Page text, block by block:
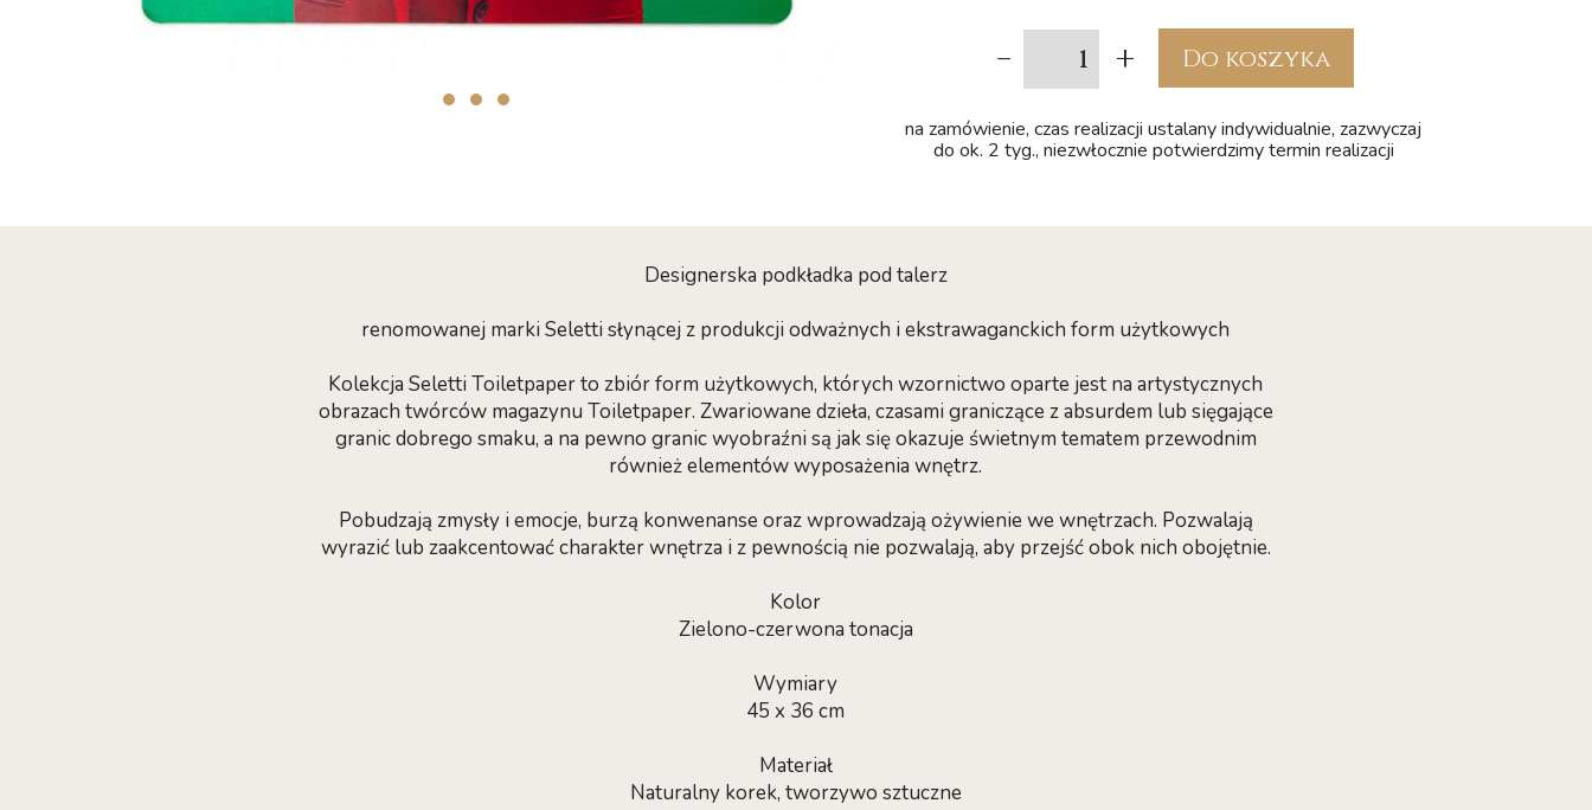
- + Do koszyka
na zamówienie, czas realizacji ustalany indywidualnie, zazwyczaj
do ok. 2 tyg., niezwłocznie potwierdzimy termin realizacji
Designerska podkładka pod talerz
renomowanej marki Seletti słynącej z produkcji odważnych i ekstrawaganckich form użytkowych
Kolekcja Seletti Toiletpaper to zbiór form użytkowych, których wzornictwo oparte jest na artystycznych
obrazach twórców magazynu Toiletpaper. Zwariowane dzieła, czasami graniczące z absurdem lub sięgające
granic dobrego smaku, a na pewno granic wyobraźni są jak się okazuje świetnym tematem przewodnim
również elementów wyposażenia wnętrz.
Pobudzają zmysły i emocje, burzą konwenanse oraz wprowadzają ożywienie we wnętrzach. Pozwalają
wyrazić lub zaakcentować charakter wnętrza i z pewnością nie pozwalają, aby przejść obok nich obojętnie.
Kolor
Zielono-czerwona tonacja
Wymiary
45 x 36 cm
Materiał
Naturalny korek, tworzywo sztuczne